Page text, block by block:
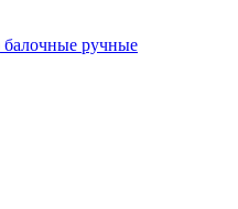
балочные ручные